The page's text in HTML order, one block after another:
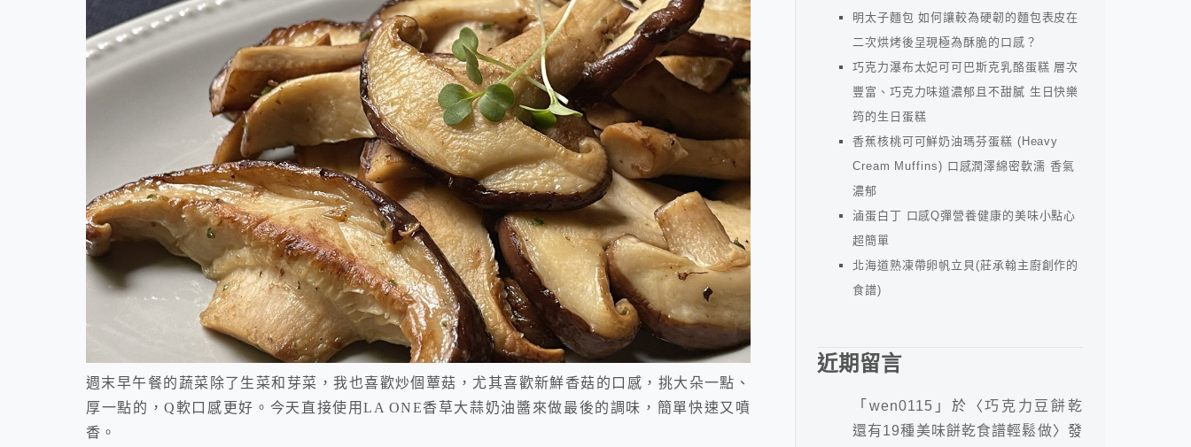
週末早午餐的蔬菜除了生菜和芽菜，我也喜歡炒個蕈菇，尤其喜歡新鮮香菇的口感，挑大朵一點、
厚一點的，Q軟口感更好。今天直接使用LA ONE香草大蒜奶油醬來做最後的調味，簡單快速又噴
香。
明太子麵包 如何讓較為硬韌的麵包表皮在
二次烘烤後呈現極為酥脆的口感？
巧克力瀑布太妃可可巴斯克乳酪蛋糕 層次
豐富、巧克力味道濃郁且不甜膩 生日快樂
筠的生日蛋糕
香蕉核桃可可鮮奶油瑪芬蛋糕 (Heavy
Cream Muffins) 口感潤澤綿密軟濡 香氣
濃郁
滷蛋白丁 口感Q彈營養健康的美味小點心
超簡單
北海道熟凍帶卵帆立貝(莊承翰主廚創作的
食譜)
近期留言
「 wen0115 」於〈巧克力豆餅乾
還有19種美味餅乾食譜輕鬆做〉發